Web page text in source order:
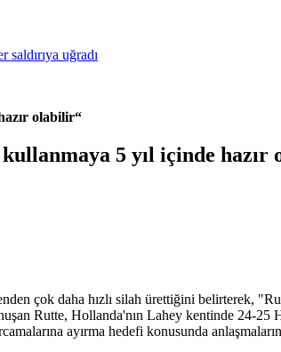
uğradı
olabilir“
5 yıl içinde
çok daha hızlı silah ürettiğini belirterek,
Rutte, Hollanda'nın Lahey kentinde 24-
ayırma hedefi konusunda